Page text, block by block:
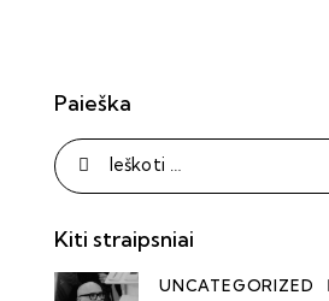
Paieška
Kiti straipsniai
UNCATEGORIZED